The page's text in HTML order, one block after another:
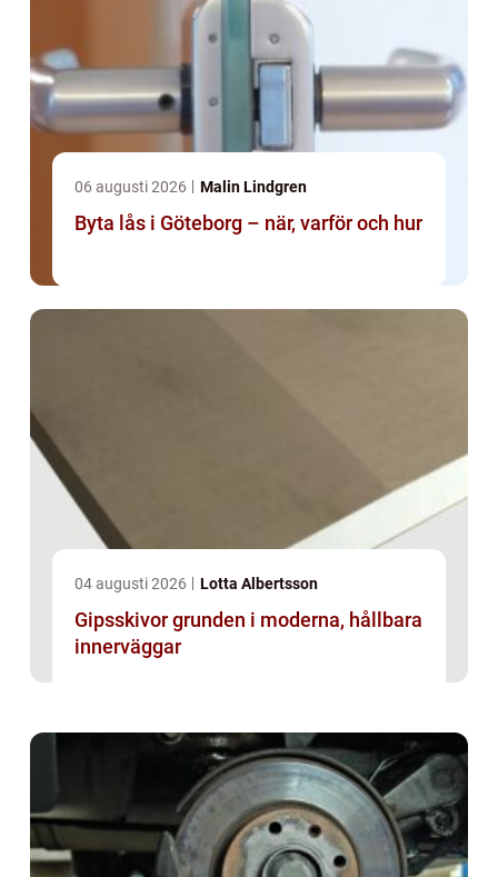
06 augusti 2026 Malin Lindgren
Byta lås i Göteborg – när, varför och hur
04 augusti 2026 Lotta Albertsson
Gipsskivor grunden i moderna, hållbara
innerväggar